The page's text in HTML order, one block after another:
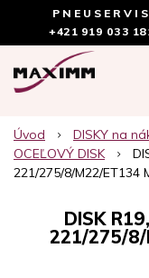
PNEUSERVIS
+421 919 033
Úvod DISKY na
OCEĽOVÝ DISK
221/275/8/M22/ET134
DISK
221/275/8/